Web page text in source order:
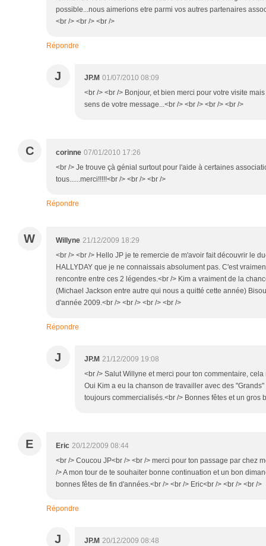
possible...nous aimerions etre parmi vos autres partenaires
<br /> <br /> <br />
Répondre
J JP.M 01/07/2010 08:09
<br /> <br /> Bonjour, et bien merci pour votre visite
sens de votre message...<br /> <br /> <br /> <br />
C corinne 07/01/2010 17:26
<br /> Je trouve çà génial surtout pour l'aide à certaines
tous......merci!!!!!<br /> <br /> <br />
Répondre
W Willyne 21/12/2009 18:29
<br /> <br /> Hello JP je te remercie de m'avoir fait découvrir le
HALLYDAY que je ne connaissais absolument pas. C'est
rencontre entre ces 2 légendes.<br /> Kim a vraiment de la
(Michael Jackson entre autre qui nous a quitté cette année)
d'année 2009.<br /> <br /> <br /> <br />
Répondre
J JP.M 21/12/2009 19:08
<br /> Salut Willyne et merci pour ton commentaire,
Oui Kim a eu la chanson de travailler avec des
toujours commercialisés.<br /> Bonnes fêtes et un gros
E Eric 20/12/2009 08:44
<br /> Coucou JP<br /> <br /> merci pour ton passage par chez
/> A mon tour de te souhaiter bonne continuation et un bon
bonnes fêtes de fin d'années.<br /> <br /> Eric<br /> <br /> <br />
Répondre
J JP.M 20/12/2009 08:48